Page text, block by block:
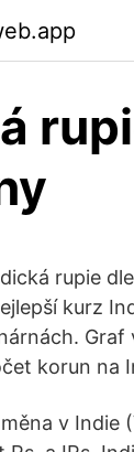
rupie
kurz
Graf
korun na
v Indie